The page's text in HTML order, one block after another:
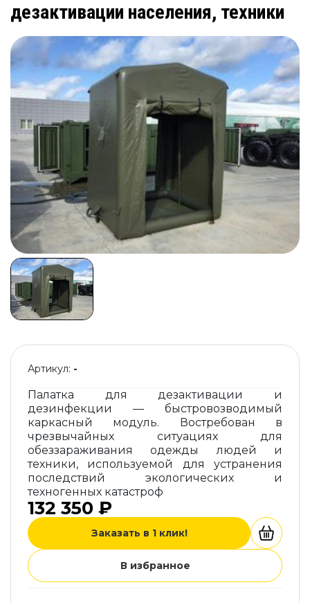
дезактивации населения, техники
Артикул: -
Палатка для дезактивации и
дезинфекции — быстровозводимый
каркасный модуль. Востребован в
чрезвычайных ситуациях для
обеззараживания одежды людей и
техники, используемой для устранения
последствий экологических и
техногенных катастроф
132 350 ₽
Заказать в 1 клик!
В избранное